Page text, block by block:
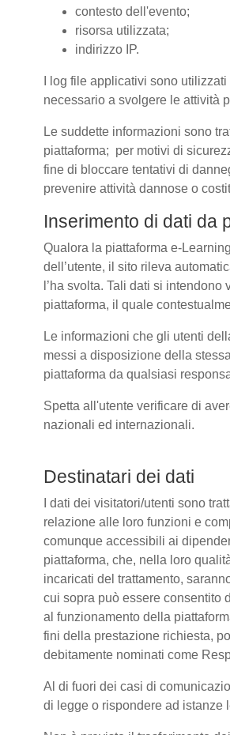
contesto dell'evento;
risorsa utilizzata;
indirizzo IP.
I log file applicativi sono
necessario a svolgere le attività
Le suddette informazioni sono
piattaforma; per motivi di
fine di bloccare tentativi di
prevenire attività dannose o
Inserimento di dati da
Qualora la piattaforma e-
dell’utente, il sito rileva
l’ha svolta. Tali dati si
piattaforma, il quale
Le informazioni che gli utenti
messi a disposizione della
piattaforma da qualsiasi
Spetta all'utente verificare di
nazionali ed internazionali.
Destinatari dei dati
I dati dei visitatori/utenti sono
relazione alle loro funzioni e
comunque accessibili ai
piattaforma, che, nella loro
incaricati del trattamento,
cui sopra può essere consentito
al funzionamento della
fini della prestazione richiesta,
debitamente nominati come
Al di fuori dei casi di
di legge o rispondere ad istanze